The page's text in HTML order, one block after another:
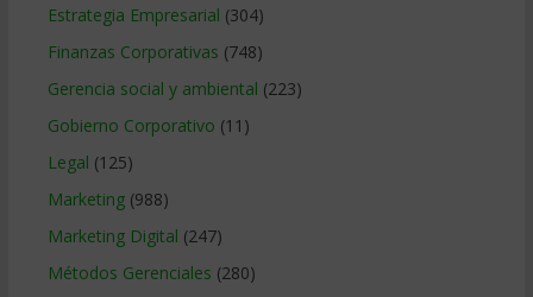
Estrategia Empresarial (304)
Finanzas Corporativas (748)
Gerencia social y ambiental (223)
Gobierno Corporativo (11)
Legal (125)
Marketing(988)
Marketing Digital (247)
Métodos Gerenciales (280)